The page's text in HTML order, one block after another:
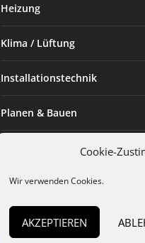
Cookie-
Wir verwenden Cookies.
AKZEPTIEREN
Heizung
Klima / Lüftung
Installationstechnik
Planen & Bauen
Installateur des Monats